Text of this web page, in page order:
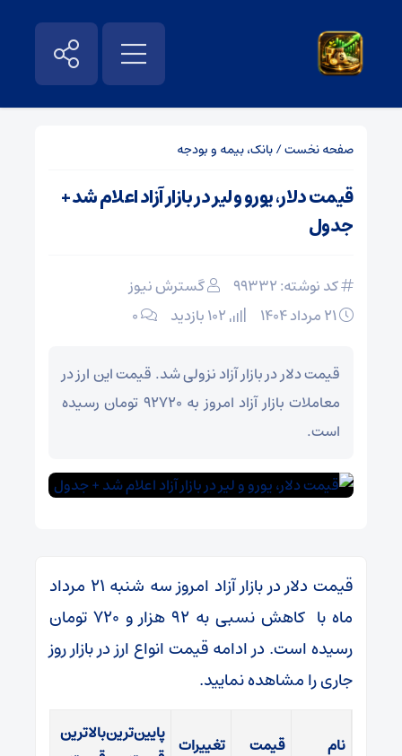
صفحه نخست/بانک، بیمه و بودجه
قیمت دلار، یورو و لیر در بازار آزاد اعلام شد +
جدول
کد نوشته: 99332
گسترش نیوز
۰
قیمت دلار در بازار آزاد نزولی شد. قیمت این ارز در
معاملات بازار آزاد امروز به ۹۲۷۲۰ تومان رسیده
است.
قیمت دلار در بازار آزاد امروز سه شنبه ۲۱ مرداد
ماه با کاهش نسبی به ۹۲ هزار و ۷۲۰ تومان
رسیده است. در ادامه قیمت انواع ارز در بازار روز
جاری را مشاهده نمایید.
نام قیمت تغییرات پایین‌ترینبالاترین